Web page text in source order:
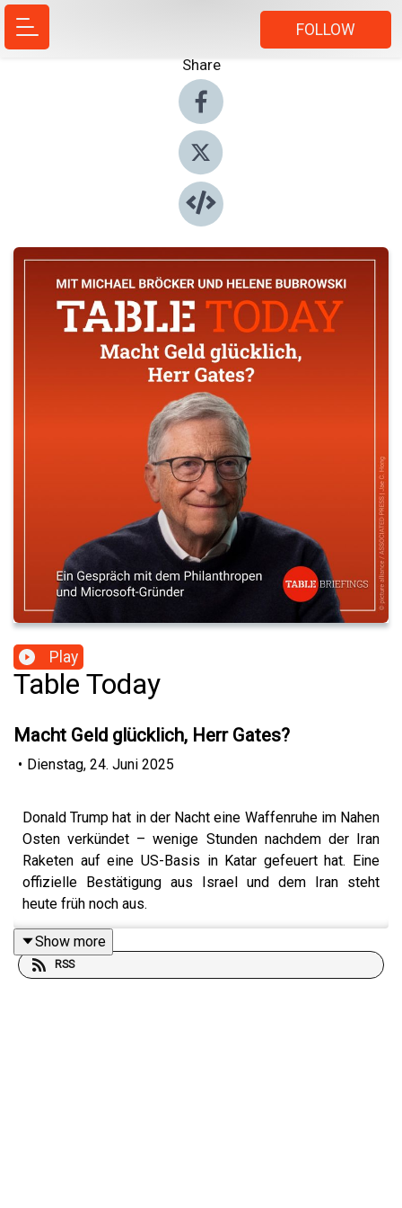
FOLLOW
Share
Play
Table Today
Macht Geld glücklich, Herr Gates?
• Dienstag, 24. Juni 2025
Donald Trump hat in der Nacht eine Waffenruhe im Nahen
Osten verkündet – wenige Stunden nachdem der Iran
Raketen auf eine US-Basis in Katar gefeuert hat. Eine
offizielle Bestätigung aus Israel und dem Iran steht
heute früh noch aus.
Bill Gates hat die Bundesregierung aufgefordert, den
Show more
RSS